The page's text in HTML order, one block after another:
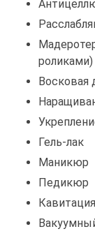
Восковая
Гель-лак
Маникюр
Педикюр
Кавитация